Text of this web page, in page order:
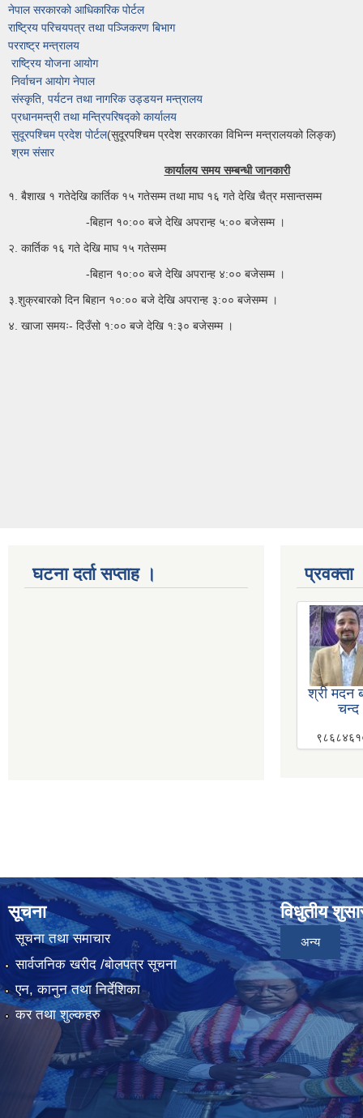
नेपाल सरकारको आधिकारिक पोर्टल
राष्ट्रिय परिचयपत्र तथा पञ्जिकरण बिभाग
परराष्ट्र मन्त्रालय
राष्ट्रिय योजना आयोग
निर्वाचन आयोग नेपाल
संस्कृति, पर्यटन तथा नागरिक उड्डयन मन्त्रालय
प्रधानमन्त्री तथा मन्त्रिपरिषद्को कार्यालय
सुदूरपश्चिम प्रदेश पोर्टल(सुदूरपश्चिम प्रदेश सरकारका विभिन्न मन्त्रालयको लिङ्क)
श्रम संसार
कार्यालय समय सम्बन्धी जानकारी
१. बैशाख १ गतेदेखि कार्तिक १५ गतेसम्म तथा माघ १६ गते देखि चैत्र मसान्तसम्म
-बिहान १०:०० बजे देखि अपरान्ह ५:०० बजेसम्म ।
२. कार्तिक १६ गते देखि माघ १५ गतेसम्म
-बिहान १०:०० बजे देखि अपरान्ह ४:०० बजेसम्म ।
३.शुक्रबारको दिन बिहान १०:०० बजे देखि अपरान्ह ३:०० बजेसम्म ।
४. खाजा समयः- दिउँसो १:०० बजे देखि १:३० बजेसम्म ।
घटना दर्ता सप्ताह । प्रवक्ता
श्री मदन
चन्द
सूचना
सूचना तथा समाचार
सार्वजनिक खरीद /बोलपत्र सूचना
एन, कानुन तथा निर्देशिका
कर तथा शुल्कहरु
विधुतीय
अन्य